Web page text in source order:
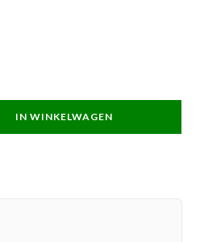
IN WINKELWAGEN